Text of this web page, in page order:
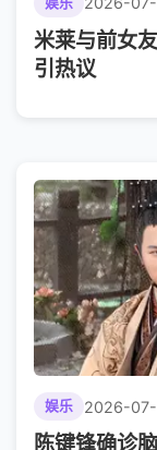
米莱与前女
引热议
娱乐 2026-
陈键锋确诊